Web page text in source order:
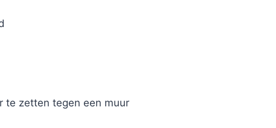
te zetten tegen een muur